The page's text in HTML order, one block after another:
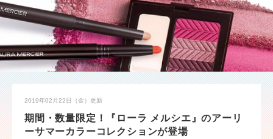
2019年02月22日（金） 更新
期間・数量限定！『ローラ メルシエ』のアーリ
ーサマーカラーコレクションが登場